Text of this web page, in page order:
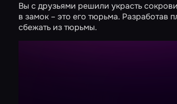
Вы с друзьями решили украсть
в замок – это его тюрьма. Разработав
сбежать из тюрьмы.